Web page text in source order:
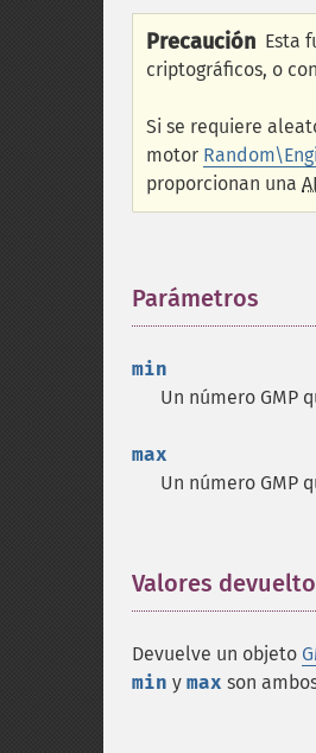
Precaución Esta
criptográficos, o
Si se requiere
motor
proporcionan una
Parámetros
min
Un número GMP
max
Un número GMP
Valores
Devuelve un objeto
min y max son